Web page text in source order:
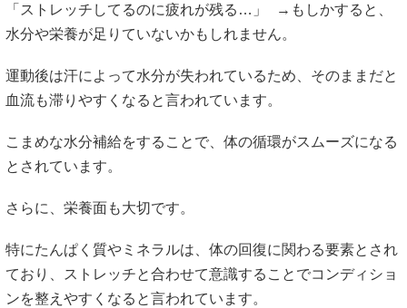
「ストレッチしてるのに疲れが残る…」 →もしかすると、
水分や栄養が足りていないかもしれません。
運動後は汗によって水分が失われているため、そのままだと
血流も滞りやすくなると言われています。
こまめな水分補給をすることで、体の循環がスムーズになる
とされています。
さらに、栄養面も大切です。
特にたんぱく質やミネラルは、体の回復に関わる要素とされ
ており、ストレッチと合わせて意識することでコンディショ
ンを整えやすくなると言われています。